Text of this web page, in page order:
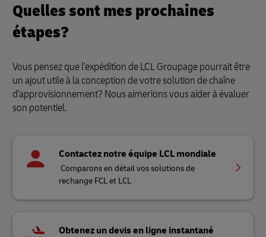
Quelles sont mes prochaines
étapes?
Vous pensez que l'expédition de LCL Groupage pourrait être
un ajout utile à la conception de votre solution de chaîne
d'approvisionnement? Nous aimerions vous aider à évaluer
son potentiel.
Contactez notre équipe LCL mondiale
Comparons en détail vos solutions de
rechange FCL et LCL
Obtenez un devis en ligne instantané